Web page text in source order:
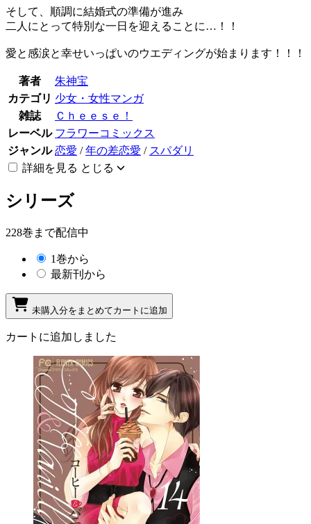
そして、順調に結婚式の準備が進み
二人にとって特別な一日を迎えることに…！！
愛と感涙と幸せいっぱいのウエディングが始まります！！！
著者
朱神宝
カテゴリ 少女・女性マンガ
雑誌
Ｃｈｅｅｓｅ！
レーベル フラワーコミックス
ジャンル 恋愛 /年の差恋愛 / スパダリ
詳細を見る とじる
シリーズ
228巻まで配信中
1巻から
最新刊から
未購入分をまとめてカートに追加
カートに追加しました